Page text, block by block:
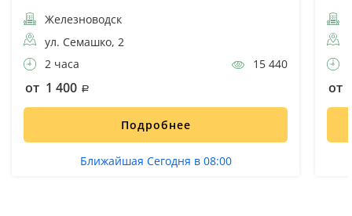
Железноводск
ул. Семашко, 2
2 часа
15 440
от 1 400
Подробнее
Ближайшая Сегодня в 08:00
от